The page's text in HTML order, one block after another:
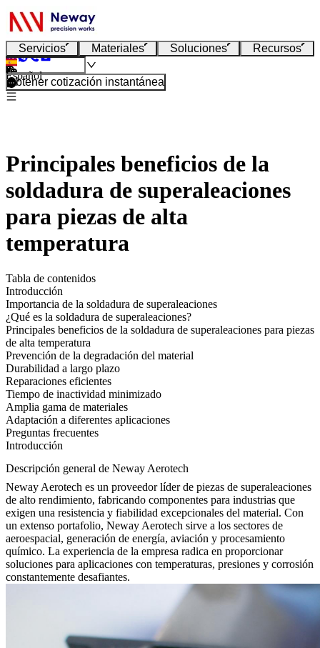
Servicios Materiales Soluciones Recursos
Español
Obtener cotización instantánea
Principales beneficios de la
soldadura de superaleaciones
para piezas de alta
temperatura
Tabla de contenidos
Introducción
Importancia de la soldadura de superaleaciones
¿Qué es la soldadura de superaleaciones?
Principales beneficios de la soldadura de superaleaciones para piezas
de alta temperatura
Prevención de la degradación del material
Durabilidad a largo plazo
Reparaciones eficientes
Tiempo de inactividad minimizado
Amplia gama de materiales
Adaptación a diferentes aplicaciones
Preguntas frecuentes
Introducción
Descripción general de Neway Aerotech
Neway Aerotech es un proveedor líder de piezas de superaleaciones
de alto rendimiento, fabricando componentes para industrias que
exigen una resistencia y fiabilidad excepcionales del material. Con
un extenso portafolio, Neway Aerotech sirve a los sectores de
aeroespacial, generación de energía, aviación y procesamiento
químico. La experiencia de la empresa radica en proporcionar
soluciones para aplicaciones con temperaturas, presiones y corrosión
constantemente desafiantes.